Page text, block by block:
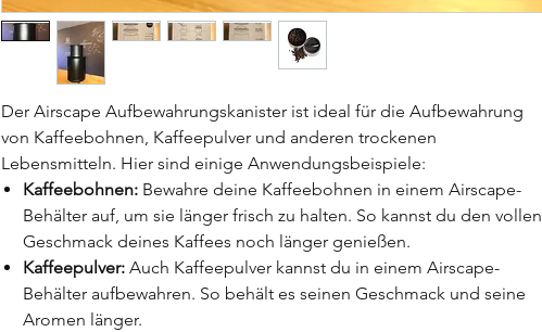
Der Airscape Aufbewahrungskanister ist ideal für die Aufbewahrung
von Kaffeebohnen, Kaffeepulver und anderen trockenen
Lebensmitteln. Hier sind einige Anwendungsbeispiele:
Kaffeebohnen: Bewahre deine Kaffeebohnen in einem Airscape-
Behälter auf, um sie länger frisch zu halten. So kannst du den vollen
Geschmack deines Kaffees noch länger genießen.
Kaffeepulver: Auch Kaffeepulver kannst du in einem Airscape-
Behälter aufbewahren. So behält es seinen Geschmack und seine
Aromen länger.